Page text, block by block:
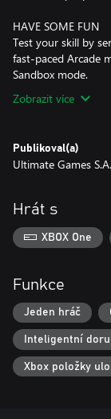
HAVE SOME FUN
Test your skill by
fast-paced Arcade
Sandbox mode.
Zobrazit více
Publikoval(a)
Ultimate Games S.A.
Hrát s
XBOX One
Funkce
Jeden hráč
Inteligentní
Xbox položky